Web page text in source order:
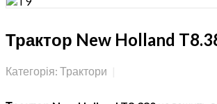
Трактор New Holland
Категорія: Трактори